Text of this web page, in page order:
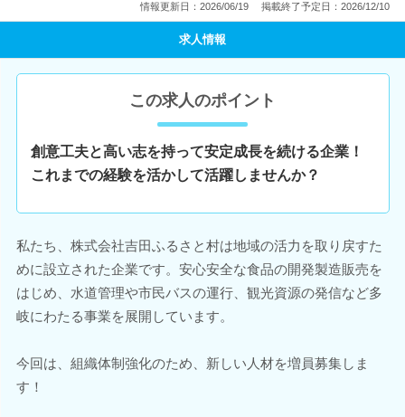
情報更新日：2026/06/19 掲載終了予定日：2026/12/10
求人情報
この求人のポイント
創意工夫と高い志を持って安定成長を続ける企業！
これまでの経験を活かして活躍しませんか？
私たち、株式会社吉田ふるさと村は地域の活力を取り戻すた
めに設立された企業です。安心安全な食品の開発製造販売を
はじめ、水道管理や市民バスの運行、観光資源の発信など多
岐にわたる事業を展開しています。
今回は、組織体制強化のため、新しい人材を増員募集しま
す！